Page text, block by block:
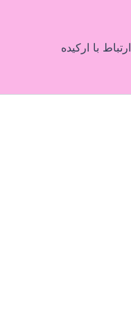
ارتباط با ارکیده